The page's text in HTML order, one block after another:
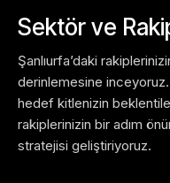
Sektör ve
Şanlıurfa’daki
derinlemesine inceyoruz.
hedef kitlenizin
rakiplerinizin bir adım
stratejisi geliştiriyoruz.